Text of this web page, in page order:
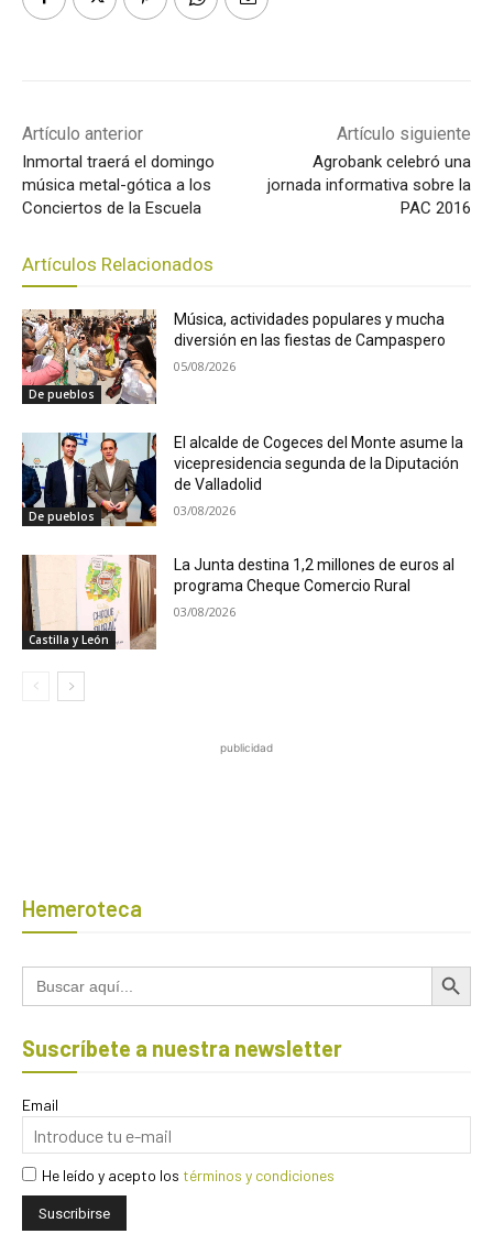
Artículo anterior
Inmortal traerá el domingo
música metal-gótica a los
Conciertos de la Escuela
Artículo siguiente
Agrobank celebró una
jornada informativa sobre la
PAC 2016
Artículos Relacionados
De pueblos
Música, actividades populares y mucha
diversión en las fiestas de Campaspero
05/08/2026
De pueblos
El alcalde de Cogeces del Monte asume la
vicepresidencia segunda de la Diputación
de Valladolid
03/08/2026
Castilla y León
La Junta destina 1,2 millones de euros al
programa Cheque Comercio Rural
03/08/2026
publicidad
Hemeroteca
Buscar: Botón de
Suscríbete a nuestra newsletter
Email
He leído y acepto los términos y condiciones